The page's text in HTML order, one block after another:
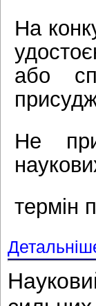
На
або
Не
термін